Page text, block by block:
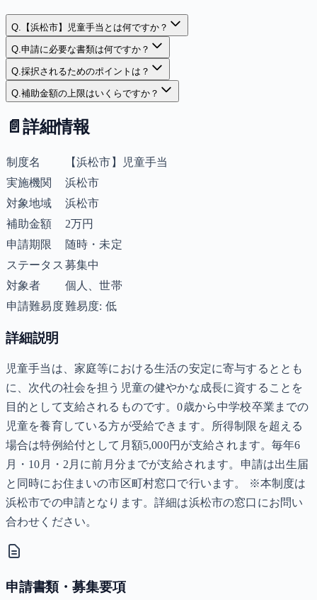
Q. 【浜松市】児童手当とは何ですか？
Q.申請に必要な書類は何ですか？
Q.採択されるためのポイントは？
Q.補助金額の上限はいくらですか？
📄 詳細情報
制度名
【浜松市】児童手当
実施機関
浜松市
対象地域
浜松市
補助金額
2万円
申請期限
随時・未定
ステータス 募集中
対象者
個人、世帯
申請難易度難易度: 低
詳細説明
児童手当は、家庭等における生活の安定に寄与するととも
に、次代の社会を担う児童の健やかな成長に資することを
目的として支給されるものです。0歳から中学校卒業までの
児童を養育している方が受給できます。所得制限を超える
場合は特例給付として月額5,000円が支給されます。毎年6
月・10月・2月に前月分までが支給されます。申請は出生届
と同時にお住まいの市区町村窓口で行います。 ※本制度は
浜松市での申請となります。詳細は浜松市の窓口にお問い
合わせください。
申請書類・募集要項